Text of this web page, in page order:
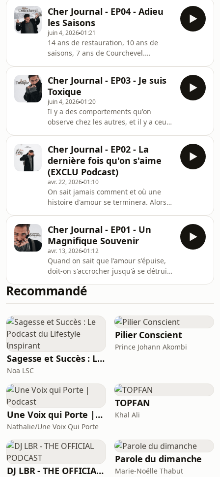
pour plus d'informations.
Cher Journal - EP04 - Adieu
les Saisons
juin 4, 202601:21
14 ans de restauration, 10 ans de
saisons, 7 ans de Courchevel.
pour me consacrer entièrement a
mon rêve, la création.Hébergé par
Ausha. Visitez ausha.co/politique-de-
confidentialite pour plus
d'informations.
Cher Journal - EP03 - Je suis
Toxique
juin 4, 202601:20
Il y a des comportements qu'on
observe chez les autres, et il y a ceux
en couple, et voici pourquoi
....Hébergé par Ausha. Visitez
ausha.co/politique-de-confidentialite
pour plus d'informations.
Cher Journal - EP02 - La
dernière fois qu'on s'aime
(EXCLU Podcast)
avr. 22, 202601:10
On sait jamais comment et où une
histoire d'amour se terminera. Alors
2Hébergé par Ausha. Visitez
ausha.co/politique-de-confidentialite
pour plus d'informations.
Cher Journal - EP01 - Un
Magnifique Souvenir
avr. 13, 202601:12
Quand on sait que l'amour s'épuise,
doit-on s'accrocher jusqu'à se détruire
voir apprécier les fins ?Finir tant qu'on
s'aime, parce qu'on s'aime et qu'on ne
Pour garder la trace magnifique qu'on
laisser dans nos deux vies.On
s'accroche trop souvent a l'idée
d'éternité en amour, alors qu'au fond,
tout a une fin. Bienvenu dans mon no
Recommandé
Sagesse et Succès : Le Podcast du Lifestyle Inspirant
Noa LSC
Pilier Conscient
Prince Johann Akombi
Une Voix qui Porte | Podcast
Nathalie/Une Voix Qui Porte
TOPFAN
Khal Ali
DJ LBR - THE OFFICIAL PODCAST
Parole du dimanche
Marie-Noëlle Thabut